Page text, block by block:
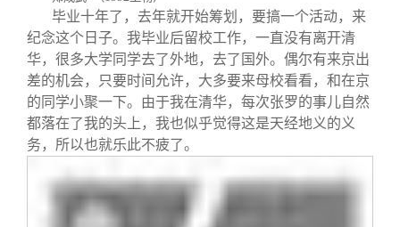
校友讲坛
校友视界
校友服务
终身学习
校友总会
毕业十年了，去年就开始筹划，要搞一个活动，来
纪念这个日子。我毕业后留校工作，一直没有离开清
华，很多大学同学去了外地，去了国外。偶尔有来京出
差的机会，只要时间允许，大多要来母校看看，和在京
的同学小聚一下。由于我在清华，每次张罗的事儿自然
都落在了我的头上，我也似乎觉得这是天经地义的义
务，所以也就乐此不疲了。